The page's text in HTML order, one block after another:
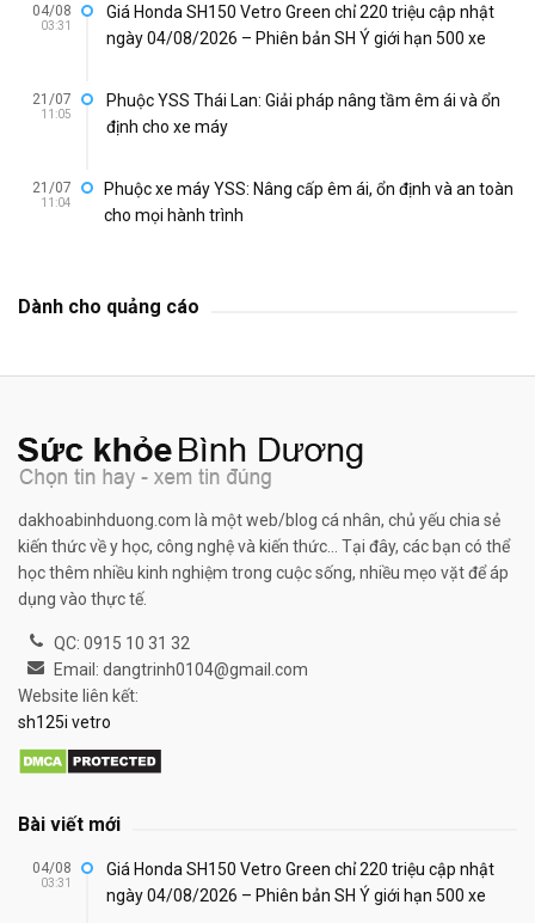
04/08
03:31
Giá Honda SH150 Vetro Green chỉ 220 triệu cập nhật
ngày 04/08/2026 – Phiên bản SH Ý giới hạn 500 xe
21/07
11:05
Phuộc YSS Thái Lan: Giải pháp nâng tầm êm ái và ổn
định cho xe máy
21/07
11:04
Phuộc xe máy YSS: Nâng cấp êm ái, ổn định và an toàn
cho mọi hành trình
Dành cho quảng cáo
dakhoabinhduong.com là một web/blog cá nhân, chủ yếu chia sẻ
kiến thức về y học, công nghệ và kiến thức... Tại đây, các bạn có thể
học thêm nhiều kinh nghiệm trong cuộc sống, nhiều mẹo vặt để áp
dụng vào thực tế.
QC: 0915 10 31 32
Email: dangtrinh0104@gmail.com
Website liên kết:
sh125i vetro
Bài viết mới
04/08
03:31
Giá Honda SH150 Vetro Green chỉ 220 triệu cập nhật
ngày 04/08/2026 – Phiên bản SH Ý giới hạn 500 xe